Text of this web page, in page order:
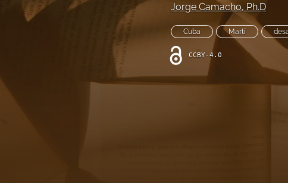
Vol. 5, Issue 2, 2021
Jorge Camacho, Ph.D
Cuba Martí
CCBY-4.0